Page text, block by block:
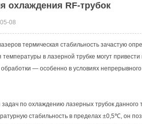
охлаждения RF-трубок
08
термическая стабильность зачастую
в лазерной трубке могут привести
— особенно в условиях непрерывного
по охлаждению лазерных трубок данного
стабильность в пределах ±0,5℃, он